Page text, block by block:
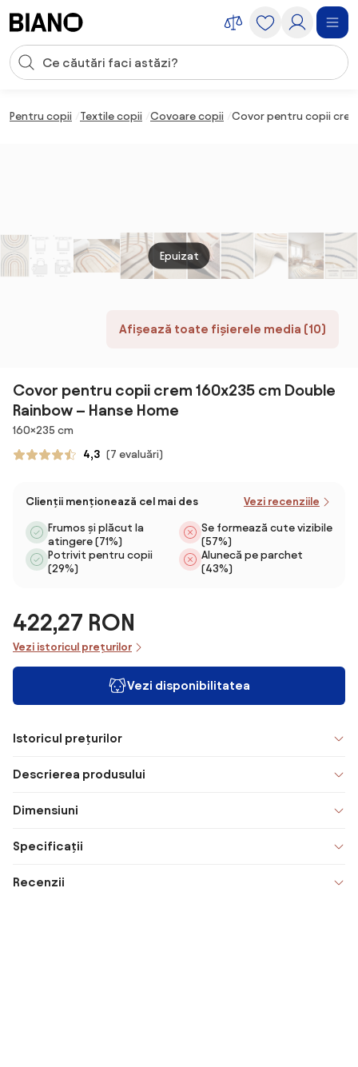
Introducerea căutării
Pentru copii Textile copii Covoare copii Covor pentru copii crem
Afișează toate fișierele media (10)
Epuizat
Covor pentru copii crem 160x235 cm Double
Rainbow – Hanse Home
Dimensiuni
160×235 cm
4,3 (7 evaluări)
Clienții menționează cel mai des Vezi recenziile
Frumos și plăcut la
atingere (71%)
Potrivit pentru copii
(29%)
Se formează cute vizibile
(57%)
Alunecă pe parchet
(43%)
422,27 RON
Vezi istoricul prețurilor
Vezi disponibilitatea
Istoricul prețurilor
Descrierea produsului
Dimensiuni
Specificații
Recenzii